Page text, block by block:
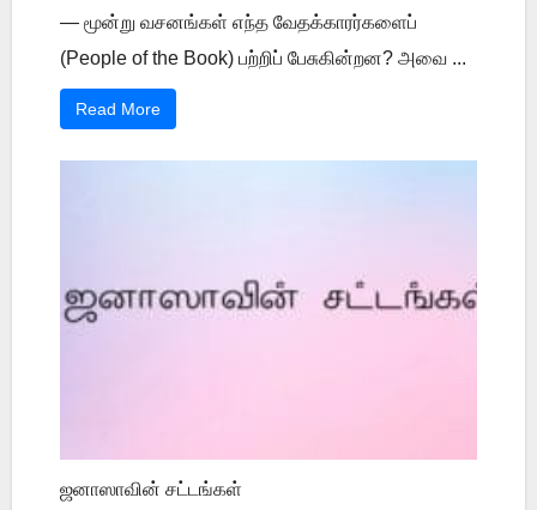
— மூன்று வசனங்கள் எந்த வேதக்காரர்களைப்
(People of the Book) பற்றிப் பேசுகின்றன? அவை ...
Read More
ஜனாஸாவின் சட்டங்கள்